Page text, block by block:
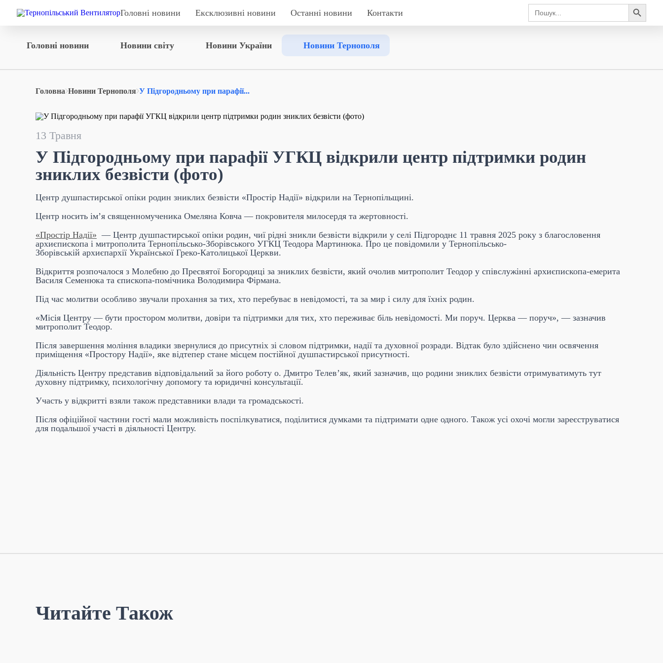
Головні новини Ексклюзивні новини Останні новини Контакти
Search
for:
Search Button
Головні новини Новини світу Новини України Новини Тернополя
Головна Новини Тернополя У Підгородньому при парафії...
13 Травня
У Підгородньому при парафії УГКЦ відкрили центр підтримки родин
зниклих безвісти (фото)
Центр душпастирської опіки родин зниклих безвісти «Простір Надії» відкрили на Тернопільщині.
Центр носить ім’я священномученика Омеляна Ковча — покровителя милосердя та жертовності.
«Простір Надії» — Центр душпастирської опіки родин, чиї рідні зникли безвісти відкрили у селі Підгороднє 11 травня 2025 року з благословення
архиєпископа і митрополита Тернопільсько-Зборівського УГКЦ Теодора Мартинюка. Про це повідомили у Тернопільсько-
Зборівській архиєпархії Української Греко-Католицької Церкви.
Відкриття розпочалося з Молебню до Пресвятої Богородиці за зниклих безвісти, який очолив митрополит Теодор у співслужінні архиєпископа-емерита
Василя Семенюка та єпископа-помічника Володимира Фірмана.
Під час молитви особливо звучали прохання за тих, хто перебуває в невідомості, та за мир і силу для їхніх родин.
«Місія Центру — бути простором молитви, довіри та підтримки для тих, хто переживає біль невідомості. Ми поруч. Церква — поруч», — зазначив
митрополит Теодор.
Після завершення моління владики звернулися до присутніх зі словом підтримки, надії та духовної розради. Відтак було здійснено чин освячення
приміщення «Простору Надії», яке відтепер стане місцем постійної душпастирської присутності.
Діяльність Центру представив відповідальний за його роботу о. Дмитро Телев’як, який зазначив, що родини зниклих безвісти отримуватимуть тут
духовну підтримку, психологічну допомогу та юридичні консультації.
Участь у відкритті взяли також представники влади та громадськості.
Після офіційної частини гості мали можливість поспілкуватися, поділитися думками та підтримати одне одного. Також усі охочі могли зареєструватися
для подальшої участі в діяльності Центру.
Читайте Також